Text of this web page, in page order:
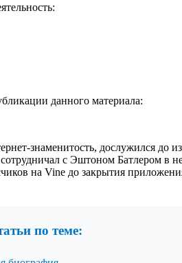
данного материала:
знаменитость, дослужился до
с Эштоном Батлером в
на Vine до закрытия
по теме: